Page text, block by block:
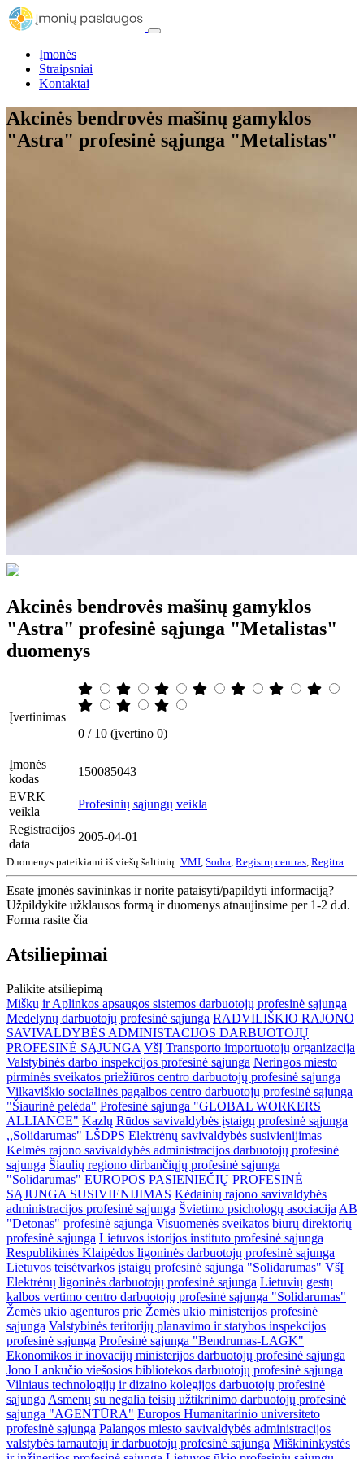
Įmonės
Straipsniai
Kontaktai
Akcinės bendrovės mašinų gamyklos
"Astra" profesinė sąjunga "Metalistas"
Akcinės bendrovės mašinų gamyklos
"Astra" profesinė sąjunga "Metalistas"
duomenys
Įvertinimas
0 / 10 (įvertino 0)
Įmonės
kodas
150085043
EVRK
veikla
Profesinių sąjungų veikla
Registracijos
data
2005-04-01
Duomenys pateikiami iš viešų šaltinių: VMI Sodra Registrų centras Regitra
Esate įmonės savininkas ir norite pataisyti/papildyti informaciją?
Užpildykite užklausos formą ir duomenys atnaujinsime per 1-2 d.d.
Forma rasite čia
Atsiliepimai
Palikite atsiliepimą
Miškų ir Aplinkos apsaugos sistemos darbuotojų profesinė sąjunga
Medelynų darbuotojų profesinė sąjunga RADVILIŠKIO RAJONO
SAVIVALDYBĖS ADMINISTACIJOS DARBUOTOJŲ
PROFESINĖ SĄJUNGA VšĮ Transporto importuotojų organizacija
Valstybinės darbo inspekcijos profesinė sąjunga Neringos miesto
pirminės sveikatos priežiūros centro darbuotojų profesinė sąjunga
Vilkaviškio socialinės pagalbos centro darbuotojų profesinė sąjunga
"Šiaurinė pelėda" Profesinė sąjunga "GLOBAL WORKERS
ALLIANCE" Kazlų Rūdos savivaldybės įstaigų profesinė sąjunga
,,Solidarumas" LŠDPS Elektrėnų savivaldybės susivienijimas
Kelmės rajono savivaldybės administracijos darbuotojų profesinė
sąjunga Šiaulių regiono dirbančiųjų profesinė sąjunga
"Solidarumas" EUROPOS PASIENIEČIŲ PROFESINĖ
SĄJUNGA SUSIVIENIJIMAS Kėdainių rajono savivaldybės
administracijos profesinė sąjunga Švietimo psichologų asociacija AB
"Detonas" profesinė sąjunga Visuomenės sveikatos biurų direktorių
profesinė sąjunga Lietuvos istorijos instituto profesinė sąjunga
Respublikinės Klaipėdos ligoninės darbuotojų profesinė sąjunga
Lietuvos teisėtvarkos įstaigų profesinė sąjunga "Solidarumas" VšĮ
Elektrėnų ligoninės darbuotojų profesinė sąjunga Lietuvių gestų
kalbos vertimo centro darbuotojų profesinė sąjunga "Solidarumas"
Žemės ūkio agentūros prie Žemės ūkio ministerijos profesinė
sąjunga Valstybinės teritorijų planavimo ir statybos inspekcijos
profesinė sąjunga Profesinė sąjunga "Bendrumas-LAGK"
Ekonomikos ir inovacijų ministerijos darbuotojų profesinė sąjunga
Jono Lankučio viešosios bibliotekos darbuotojų profesinė sąjunga
Vilniaus technologijų ir dizaino kolegijos darbuotojų profesinė
sąjunga Asmenų su negalia teisių užtikrinimo darbuotojų profesinė
sąjunga "AGENTŪRA" Europos Humanitarinio universiteto
profesinė sąjunga Palangos miesto savivaldybės administracijos
valstybės tarnautojų ir darbuotojų profesinė sąjunga Miškininkystės